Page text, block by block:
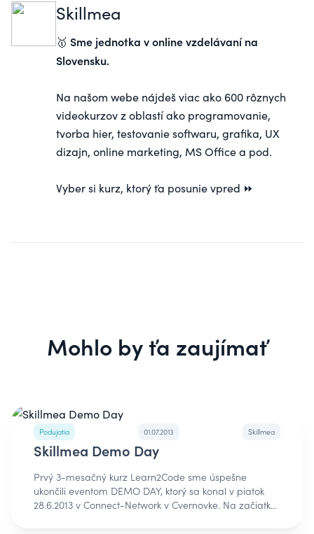
Skillmea
🥇 Sme jednotka v online vzdelávaní na
Slovensku.
Na našom webe nájdeš viac ako 600 rôznych
videokurzov z oblastí ako programovanie,
tvorba hier, testovanie softwaru, grafika, UX
dizajn, online marketing, MS Office a pod.
Vyber si kurz, ktorý ťa posunie vpred ⏩
Mohlo by ťa zaujímať
Podujatia 01.07.2013 Skillmea
Skillmea Demo Day
Prvý 3-mesačný kurz Learn2Code sme úspešne
ukončili eventom DEMO DAY, ktorý sa konal v piatok
28.6.2013 v Connect-Network v Cvernovke. Na začiatku